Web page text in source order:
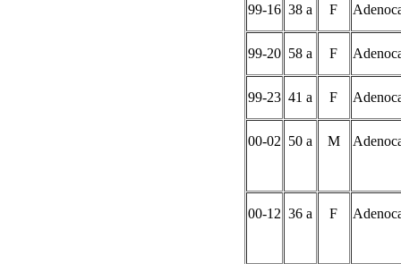
99-16 38 a F
99-20 58 a F
99-23 41 a F
00-02 50 a M
00-12 36 a F